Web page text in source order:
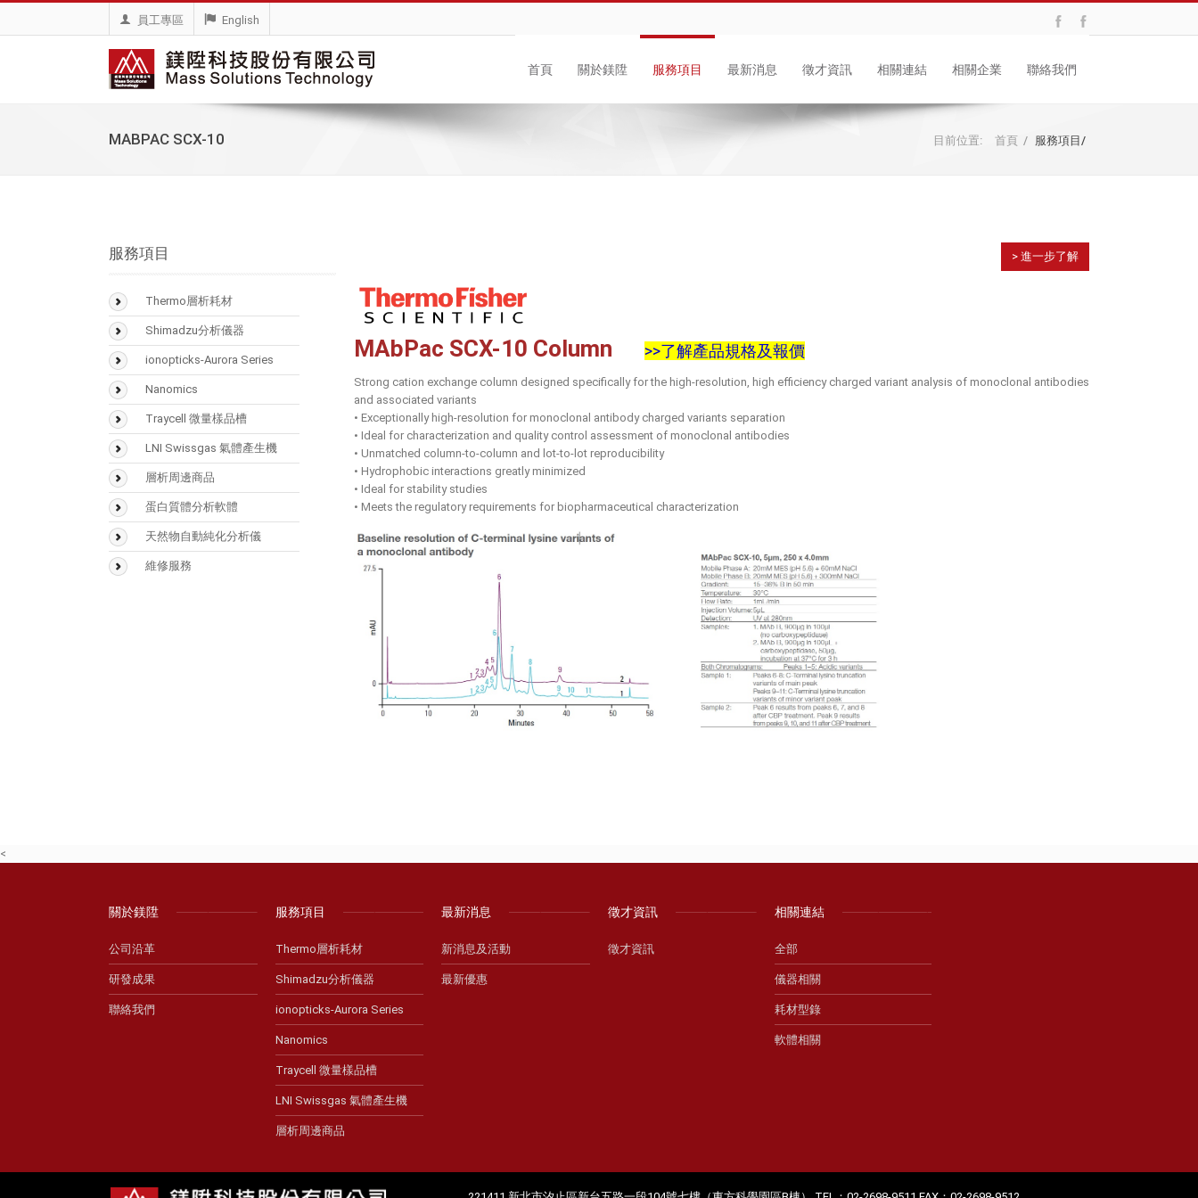
員工專區 English
首頁 關於鎂陞 服務項目 最新消息 徵才資訊 相關連結 相關企業 聯絡我們
MABPAC SCX-10 目前位置: 首頁 / 服務項目 /
服務項目
Thermo層析耗材
BioLC Column
SMART Digest Kit
CX-1 pH Gradient
Buffer
固相萃取匣
樣品瓶
Accucore
Acclaim
Hypersil GOLD
Shimadzu分析儀器
氣相層析儀(GC)
氣相層析質譜儀
(GCMS)
液相層析儀(LC)
液相層析質譜
(LCMS)
光學類儀器
(UV/FTIR/RF)
分析儀器 > 天平
ionopticks-Aurora Series
Nanomics
Traycell 微量樣品槽
LNI Swissgas 氣體產生機
層析周邊商品
Vaplock
蛋白質體分析軟體
Mascot
Biognosys
天然物自動純化分析儀
Sepbox Systems –
維修服務
> 進一步了解
MAbPac SCX-10 Column >>了解產品規格及報價
Strong cation exchange column designed specifically for the high-resolution, high efficiency charged variant analysis of monoclonal antibodies
and associated variants
• Exceptionally high-resolution for monoclonal antibody charged variants separation
• Ideal for characterization and quality control assessment of monoclonal antibodies
• Unmatched column-to-column and lot-to-lot reproducibility
• Hydrophobic interactions greatly minimized
• Ideal for stability studies
• Meets the regulatory requirements for biopharmaceutical characterization
<
關於鎂陞
公司沿革
研發成果
聯絡我們
服務項目
Thermo層析耗材
Shimadzu分析儀器
ionopticks-Aurora Series
Nanomics
Traycell 微量樣品槽
LNI Swissgas 氣體產生機
層析周邊商品
最新消息
新消息及活動
最新優惠
徵才資訊
徵才資訊
相關連結
全部
儀器相關
耗材型錄
軟體相關